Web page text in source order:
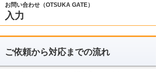
お問い合わせ（OTSUKA GATE）
入力
ご依頼から対応までの流れ